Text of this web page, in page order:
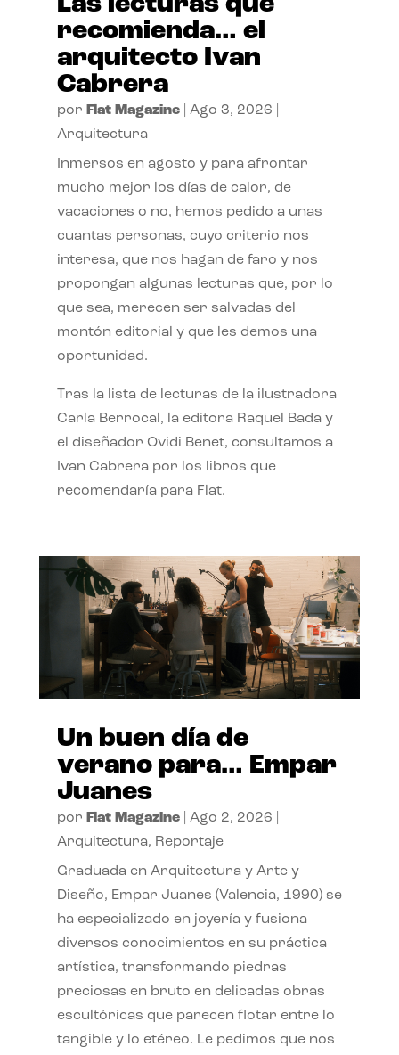
recomienda… el
arquitecto Ivan
Cabrera
por Flat Magazine| Ago 3, 2026
Arquitectura
Inmersos en agosto y para afrontar
mucho mejor los días de calor, de
vacaciones o no, hemos pedido a unas
cuantas personas, cuyo criterio nos
interesa, que nos hagan de faro y nos
propongan algunas lecturas que, por lo
que sea, merecen ser salvadas del
montón editorial y que les demos una
oportunidad.
Tras la lista de lecturas de la ilustradora
Carla Berrocal, la editora Raquel Bada y
el diseñador Ovidi Benet, consultamos a
Ivan Cabrera por los libros que
recomendaría para Flat.
Un buen día de
verano para… Empar
Juanes
por Flat Magazine| Ago 2, 2026
Arquitectura, Reportaje
Graduada en Arquitectura y Arte y
Diseño, Empar Juanes (Valencia, 1990) se
ha especializado en joyería y fusiona
diversos conocimientos en su práctica
artística, transformando piedras
preciosas en bruto en delicadas obras
escultóricas que parecen flotar entre lo
tangible y lo etéreo. Le pedimos que nos